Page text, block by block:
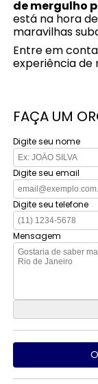
de mergulho
está na hora
maravilhas
Entre em
experiência de
FAÇA UM
Digite seu nome
Digite seu email
Digite seu telefone
Mensagem